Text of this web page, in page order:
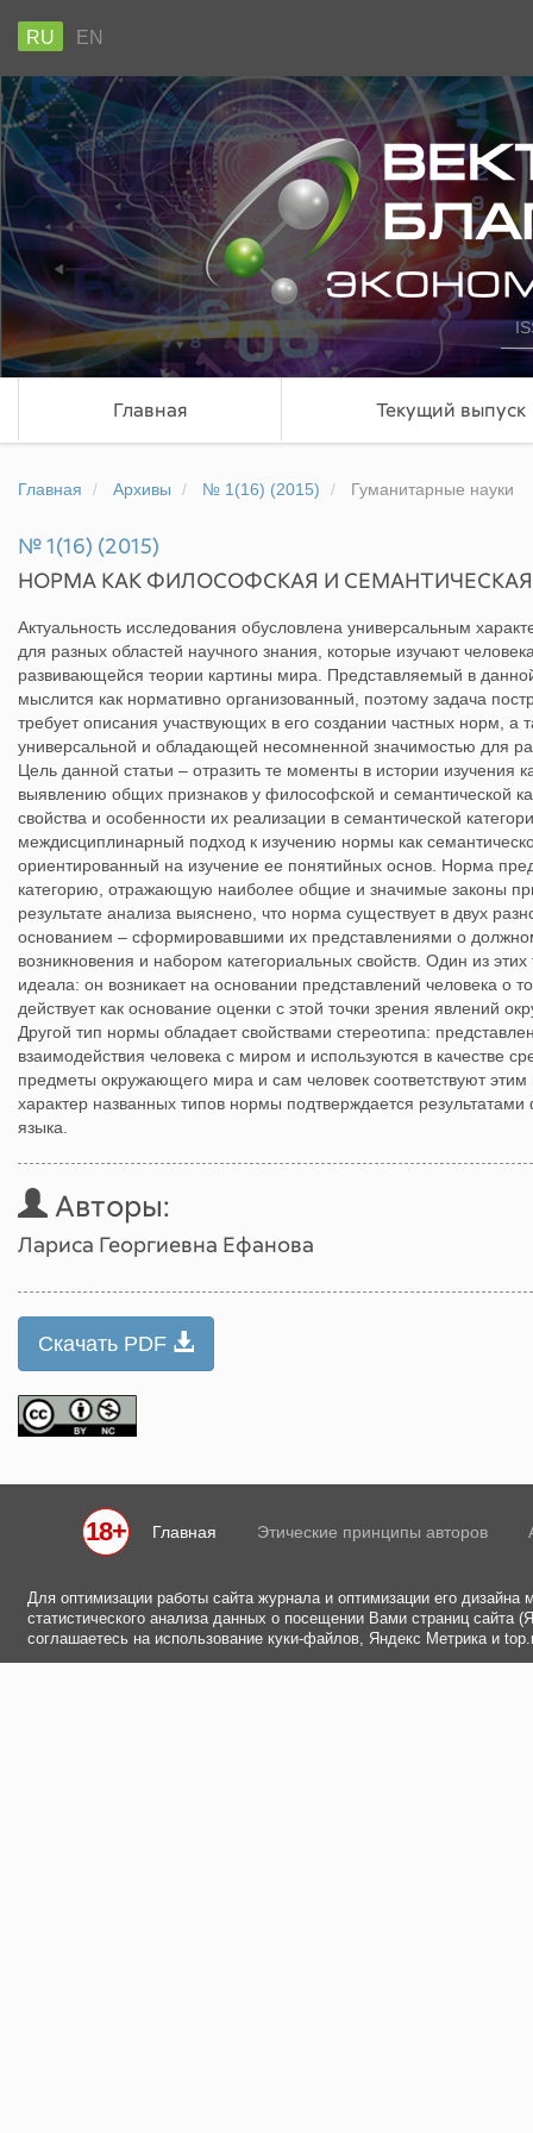
RU EN
Главная Текущий выпуск
Главная Архивы № 1(16) (2015) Гуманитарные науки
№ 1(16) (2015)
НОРМА КАК ФИЛОСОФСКАЯ И СЕМАНТИЧЕСКАЯ
Актуальность исследования обусловлена универсальным
для разных областей научного знания, которые изучают
развивающейся теории картины мира. Представляемый в
мыслится как нормативно организованный, поэтому задача
требует описания участвующих в его создании частных норм, а
универсальной и обладающей несомненной значимостью для
Цель данной статьи – отразить те моменты в истории изучения
выявлению общих признаков у философской и семантической
свойства и особенности их реализации в семантической
междисциплинарный подход к изучению нормы как
ориентированный на изучение ее понятийных основ. Норма
категорию, отражающую наиболее общие и значимые законы
результате анализа выяснено, что норма существует в двух
основанием – сформировавшими их представлениями о
возникновения и набором категориальных свойств. Один из
идеала: он возникает на основании представлений человека о
действует как основание оценки с этой точки зрения явлений
Другой тип нормы обладает свойствами стереотипа:
взаимодействия человека с миром и используются в качестве
предметы окружающего мира и сам человек соответствуют
характер названных типов нормы подтверждается
языка.
Авторы:
Лариса Георгиевна Ефанова
Скачать PDF
18+ Главная Этические принципы авторов
Для оптимизации работы сайта журнала и оптимизации его
статистического анализа данных о посещении Вами страниц
соглашаетесь на использование куки-файлов, Яндекс Метрика и